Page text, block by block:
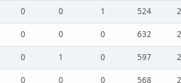
0 0 1 524
0 0 0 632
0 1 0 597
0 0 0 568